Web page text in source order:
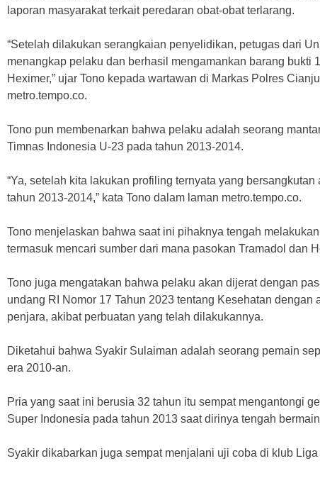
laporan masyarakat terkait peredaran obat-obat terlarang.
“Setelah dilakukan serangkaian penyelidikan, petugas dari
menangkap pelaku dan berhasil mengamankan barang bukti
Heximer,” ujar Tono kepada wartawan di Markas Polres
metro.tempo.co.
Tono pun membenarkan bahwa pelaku adalah seorang
Timnas Indonesia U-23 pada tahun 2013-2014.
“Ya, setelah kita lakukan profiling ternyata yang
tahun 2013-2014,” kata Tono dalam laman metro.tempo.co.
Tono menjelaskan bahwa saat ini pihaknya tengah
termasuk mencari sumber dari mana pasokan Tramadol dan
Tono juga mengatakan bahwa pelaku akan dijerat dengan
undang RI Nomor 17 Tahun 2023 tentang Kesehatan dengan
penjara, akibat perbuatan yang telah dilakukannya.
Diketahui bahwa Syakir Sulaiman adalah seorang pemain
era 2010-an.
Pria yang saat ini berusia 32 tahun itu sempat mengantongi
Super Indonesia pada tahun 2013 saat dirinya tengah
Syakir dikabarkan juga sempat menjalani uji coba di klub